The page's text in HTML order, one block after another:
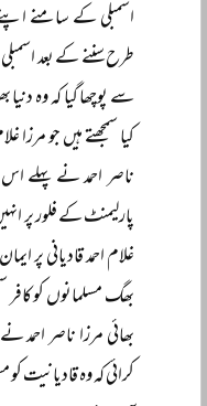
اسمبلی کے سامنے
طرح سننے کے بعد
سے پوچھا گیا کہ وہ
کیا سمجھتے ہیں جو مرزا
ناصر احمد نے پہلے
پارلیمنٹ کے فلور پر
غلام احمد قادیانی
بھگ مسلمانوں کو
بھائی مرزا ناصر احمد
کرائی کہ وہ